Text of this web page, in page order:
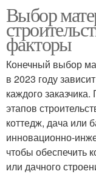
Выбор
факторы
Конечный выбор
в 2023 году
каждого
этапов
коттедж, дача или
инновационно-
чтобы обеспечить
или дачного